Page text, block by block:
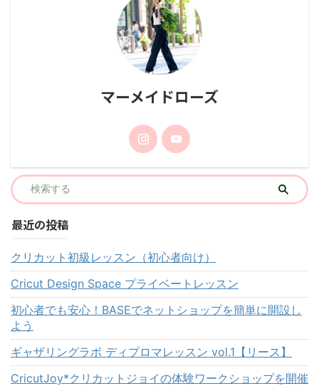
マーメイドローズ
最近の投稿
クリカット初級レッスン（初心者向け）
Cricut Design Space プライベートレッスン
初心者でも安心！BASEでネットショップを簡単に開設し
よう
ギャザリングラボ ディプロマレッスン vol.1【リース】
CricutJoy*クリカットジョイの体験ワークショップを開催